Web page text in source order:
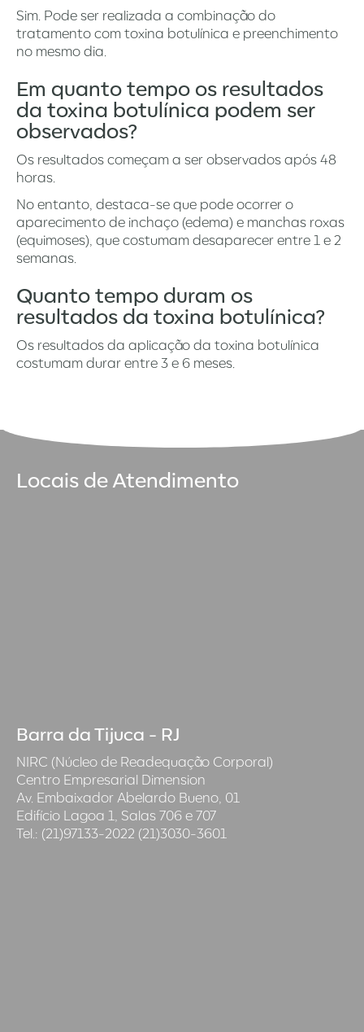
Sim. Pode ser realizada a combinação do
tratamento com toxina botulínica e preenchimento
no mesmo dia.
Em quanto tempo os resultados
da toxina botulínica podem ser
observados?
Os resultados começam a ser observados após 48
horas.
No entanto, destaca-se que pode ocorrer o
aparecimento de inchaço (edema) e manchas roxas
(equimoses), que costumam desaparecer entre 1 e 2
semanas.
Quanto tempo duram os
resultados da toxina botulínica?
Os resultados da aplicação da toxina botulínica
costumam durar entre 3 e 6 meses.
Locais de Atendimento
Barra da Tijuca - RJ
NIRC (Núcleo de Readequação Corporal)
Centro Empresarial Dimension
Av. Embaixador Abelardo Bueno, 01
Edifício Lagoa 1, Salas 706 e 707
Tel.: (21)97133-2022 (21)3030-3601